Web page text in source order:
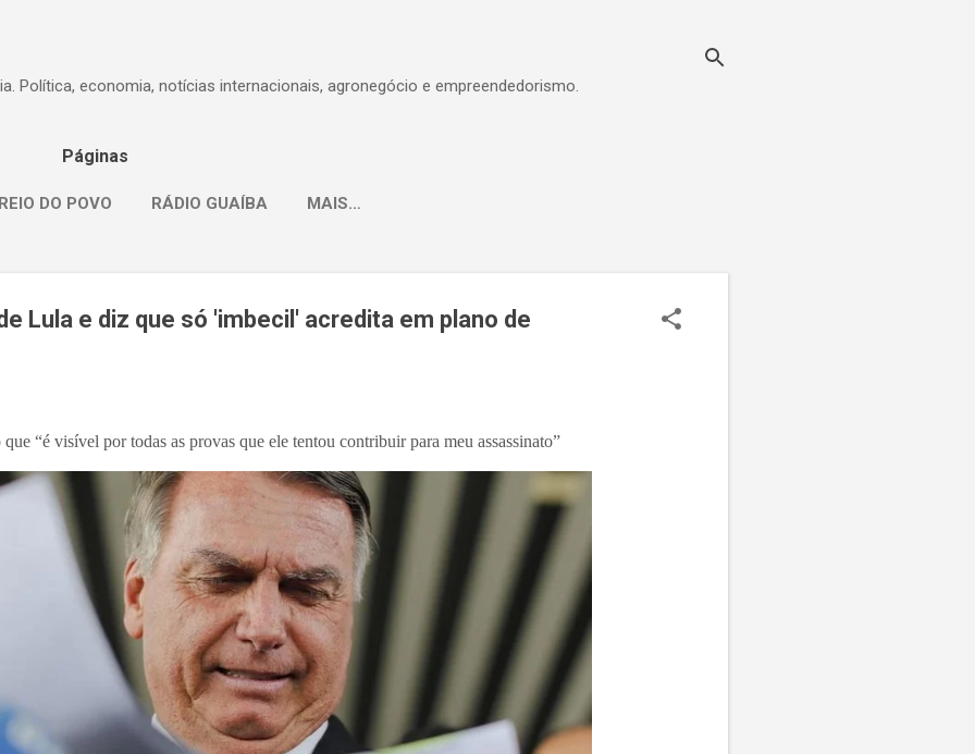
Política, economia, notícias internacionais, agronegócio e empreendedorismo.
Páginas
DO POVO RÁDIO GUAÍBA MAIS…
Lula e diz que só 'imbecil' acredita em plano de
“é visível por todas as provas que ele tentou contribuir para meu assassinato”